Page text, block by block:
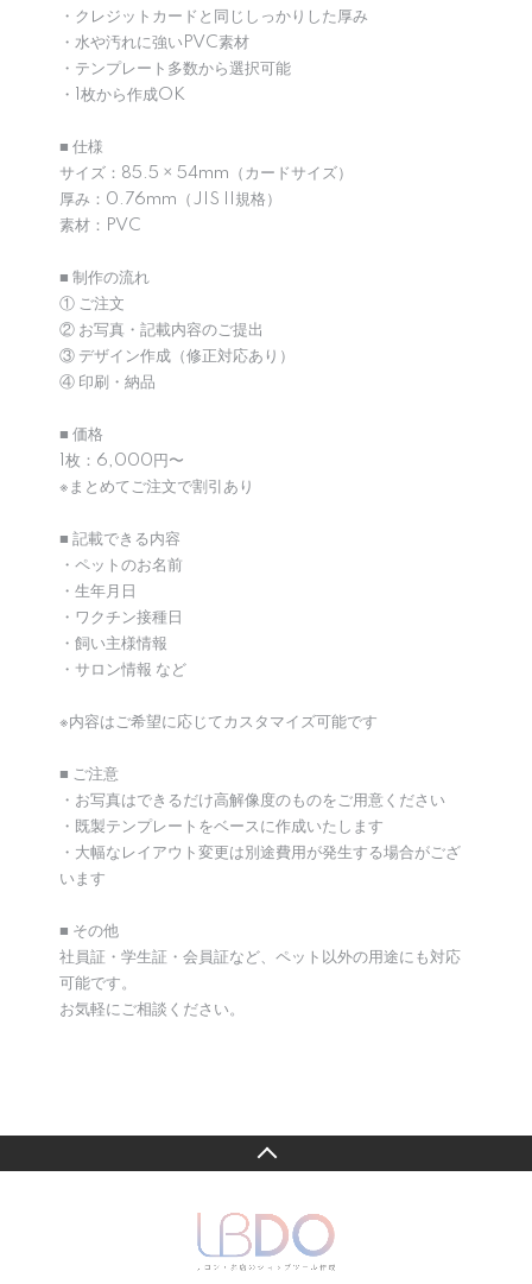
・クレジットカードと同じしっかりした厚み
・水や汚れに強いPVC素材
・テンプレート多数から選択可能
・1枚から作成OK
■ 仕様
サイズ：85.5 × 54mm（カードサイズ）
厚み：0.76mm（JIS II規格）
素材：PVC
■ 制作の流れ
① ご注文
② お写真・記載内容のご提出
③ デザイン作成（修正対応あり）
④ 印刷・納品
■ 価格
1枚：6,000円〜
※まとめてご注文で割引あり
■ 記載できる内容
・ペットのお名前
・生年月日
・ワクチン接種日
・飼い主様情報
・サロン情報 など
※内容はご希望に応じてカスタマイズ可能です
■ ご注意
・お写真はできるだけ高解像度のものをご用意ください
・既製テンプレートをベースに作成いたします
・大幅なレイアウト変更は別途費用が発生する場合がござ
います
■ その他
社員証・学生証・会員証など、ペット以外の用途にも対応
可能です。
お気軽にご相談ください。